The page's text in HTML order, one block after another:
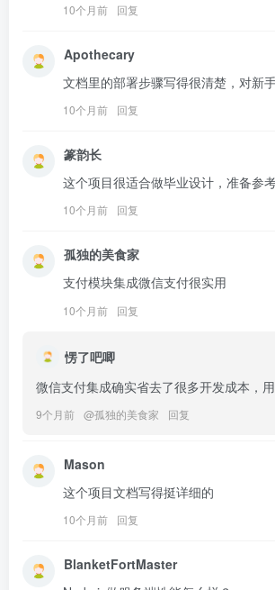
10个月前 回复
Apothecary
文档里的部署步骤写得很清楚，对新
10个月前 回复
篆韵长
这个项目很适合做毕业设计，准备参
10个月前 回复
孤独的美食家
支付模块集成微信支付很实用
10个月前 回复
愣了吧唧
微信支付集成确实省去了很多开发成本，
9个月前 @孤独的美食家 回复
Mason
这个项目文档写得挺详细的
10个月前 回复
BlanketFortMaster